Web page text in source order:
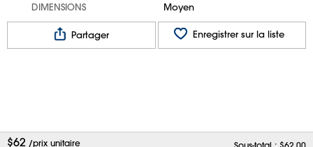
DIMENSIONS Moyen
Partager Enregistrer sur la liste
$62 /prix unitaire